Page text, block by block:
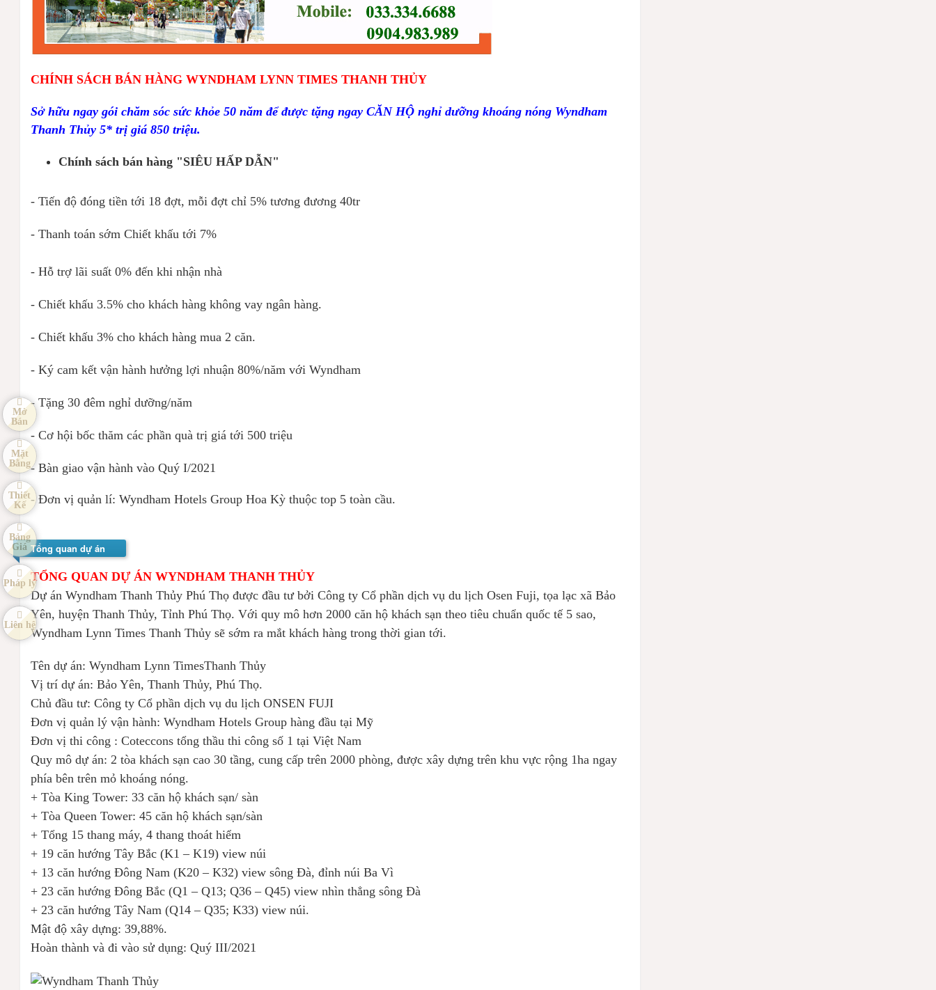
CHÍNH SÁCH BÁN HÀNG WYNDHAM LYNN TIMES THANH THỦY
Sở hữu ngay gói chăm sóc sức khỏe 50 năm để được tặng ngay CĂN HỘ nghỉ dưỡng khoáng nóng Wyndham
Thanh Thủy 5* trị giá 850 triệu.
Chính sách bán hàng "SIÊU HẤP DẪN"
- Tiến độ đóng tiền tới 18 đợt, mỗi đợt chỉ 5% tương đương 40tr
- Thanh toán sớm Chiết khấu tới 7%
- Hỗ trợ lãi suất 0% đến khi nhận nhà
- Chiết khấu 3.5% cho khách hàng không vay ngân hàng.
- Chiết khấu 3% cho khách hàng mua 2 căn.
- Ký cam kết vận hành hưởng lợi nhuận 80%/năm với Wyndham
- Tặng 30 đêm nghỉ dưỡng/năm
- Cơ hội bốc thăm các phần quà trị giá tới 500 triệu
- Bàn giao vận hành vào Quý I/2021
- Đơn vị quản lí: Wyndham Hotels Group Hoa Kỳ thuộc top 5 toàn cầu.
Tổng quan dự án
TỔNG QUAN DỰ ÁN WYNDHAM THANH THỦY
Dự án Wyndham Thanh Thủy Phú Thọ được đầu tư bởi Công ty Cổ phần dịch vụ du lịch Osen Fuji, tọa lạc xã Bảo
Yên, huyện Thanh Thủy, Tỉnh Phú Thọ. Với quy mô hơn 2000 căn hộ khách sạn theo tiêu chuẩn quốc tế 5 sao,
Wyndham Lynn Times Thanh Thủy sẽ sớm ra mắt khách hàng trong thời gian tới.
Tên dự án: Wyndham Lynn TimesThanh Thủy
Vị trí dự án: Bảo Yên, Thanh Thủy, Phú Thọ.
Chủ đầu tư: Công ty Cổ phần dịch vụ du lịch ONSEN FUJI
Đơn vị quản lý vận hành: Wyndham Hotels Group hàng đầu tại Mỹ
Đơn vị thi công : Coteccons tổng thầu thi công số 1 tại Việt Nam
Quy mô dự án: 2 tòa khách sạn cao 30 tầng, cung cấp trên 2000 phòng, được xây dựng trên khu vực rộng 1ha ngay
phía bên trên mỏ khoáng nóng.
+ Tòa King Tower: 33 căn hộ khách sạn/ sàn
+ Tòa Queen Tower: 45 căn hộ khách sạn/sàn
+ Tổng 15 thang máy, 4 thang thoát hiểm
+ 19 căn hướng Tây Bắc (K1 – K19) view núi
+ 13 căn hướng Đông Nam (K20 – K32) view sông Đà, đỉnh núi Ba Vì
+ 23 căn hướng Đông Bắc (Q1 – Q13; Q36 – Q45) view nhìn thẳng sông Đà
+ 23 căn hướng Tây Nam (Q14 – Q35; K33) view núi.
Mật độ xây dựng: 39,88%.
Hoàn thành và đi vào sử dụng: Quý III/2021
Mở
Bán
Mặt
Bằng
Thiết
Kế
Bảng
Giá
Pháp lý
Liên hệ